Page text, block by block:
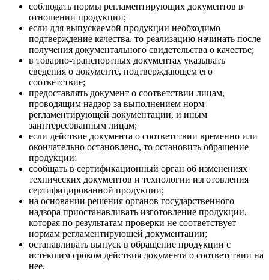
соблюдать нормы регламентирующих документов в
отношении продукции;
если для выпускаемой продукции необходимо
подтверждение качества, то реализацию начинать после
получения документального свидетельства о качестве;
в товарно-транспортных документах указывать
сведения о документе, подтверждающем его
соответствие;
предоставлять документ о соответствии лицам,
проводящим надзор за выполнением норм
регламентирующей документации, и иным
заинтересованным лицам;
если действие документа о соответствии временно или
окончательно остановлено, то остановить обращение
продукции;
сообщать в сертификационный орган об изменениях
технических документов и технологии изготовления
сертифицированной продукции;
на основании решения органов государственного
надзора приостанавливать изготовление продукции,
которая по результатам проверки не соответствует
нормам регламентирующей документации;
останавливать выпуск в обращение продукции с
истекшим сроком действия документа о соответствии на
нее.